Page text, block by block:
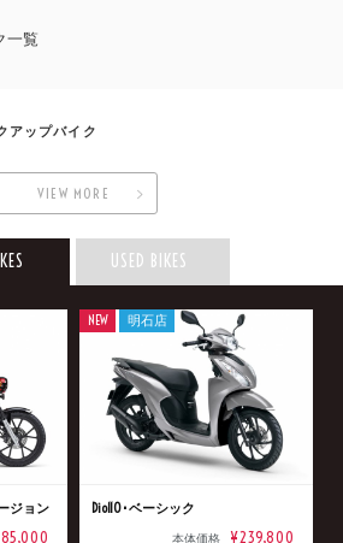
一覧
ップバイク
VIEW MORE
USED BIKES
ジョン Dio110･ベーシック
本体価格 ¥239,800
NEW 明石店